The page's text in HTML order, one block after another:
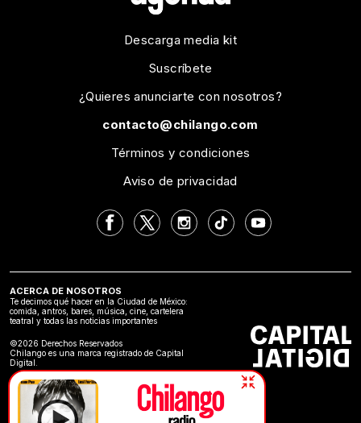
Descarga media kit
Suscríbete
¿Quieres anunciarte con nosotros?
contacto@chilango.com
Términos y condiciones
Aviso de privacidad
ACERCA DE NOSOTROS
Te decimos qué hacer en la Ciudad de México:
comida, antros, bares, música, cine, cartelera
teatral y todas las noticias importantes
©2026 Derechos Reservados
Chilango es una marca registrado de Capital
Digital.